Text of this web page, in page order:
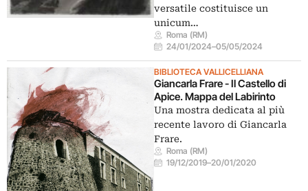
versatile costituisce un
unicum…
Roma (RM)
24/01/2024–05/05/2024
BIBLIOTECA VALLICELLIANA
Giancarla Frare - Il Castello di
Apice. Mappa del Labirinto
Una mostra dedicata al più
recente lavoro di Giancarla
Frare.
Roma (RM)
19/12/2019–20/01/2020